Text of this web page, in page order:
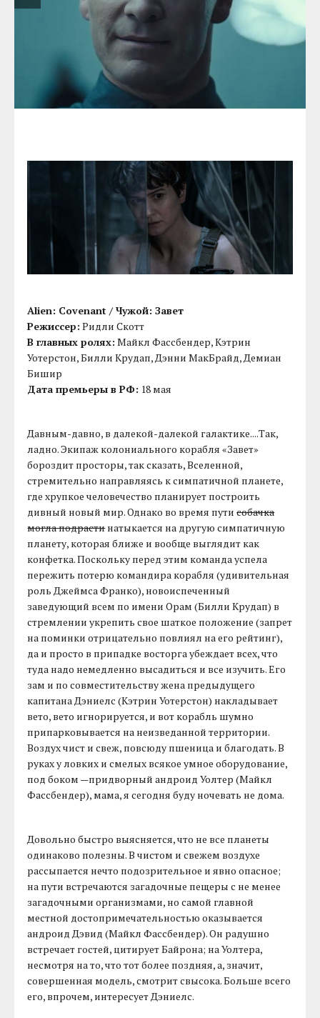
Alien: Covenant / Чужой: Завет
Режиссер: Ридли Скотт
В главных ролях: Майкл Фассбендер, Кэтрин
Уотерстон, Билли Крудап, Дэнни МакБрайд, Демиан
Бишир
Дата премьеры в РФ: 18 мая
Давным-давно, в далекой-далекой галактике....Так,
ладно. Экипаж колониального корабля «Завет»
бороздит просторы, так сказать, Вселенной,
стремительно направляясь к симпатичной планете,
где хрупкое человечество планирует построить
дивный новый мир. Однако во время путисобачка
могла подрастинатыкается на другую симпатичную
планету, которая ближе и вообще выглядит как
конфетка. Поскольку перед этим команда успела
пережить потерю командира корабля (удивительная
роль Джеймса Франко), новоиспеченный
заведующий всем по имени Орам (Билли Крудап) в
стремлении укрепить свое шаткое положение (запрет
на поминки отрицательно повлиял на его рейтинг),
да и просто в припадке восторга убеждает всех, что
туда надо немедленно высадиться и все изучить. Его
зам и по совместительству жена предыдущего
капитана Дэниелс (Кэтрин Уотерстон) накладывает
вето, вето игнорируется, и вот корабль шумно
припарковывается на неизведанной территории.
Воздух чист и свеж, повсюду пшеница и благодать. В
руках у ловких и смелых всякое умное оборудование,
под боком —придворный андроид Уолтер (Майкл
Фассбендер), мама, я сегодня буду ночевать не дома.
Довольно быстро выясняется, что не все планеты
одинаково полезны. В чистом и свежем воздухе
рассыпается нечто подозрительное и явно опасное;
на пути встречаются загадочные пещеры с не менее
загадочными организмами, но самой главной
местной достопримечательностью оказывается
андроид Дэвид (Майкл Фассбендер). Он радушно
встречает гостей, цитирует Байрона; на Уолтера,
несмотря на то, что тот более поздняя, а, значит,
совершенная модель, смотрит свысока. Больше всего
его, впрочем, интересует Дэниелс.